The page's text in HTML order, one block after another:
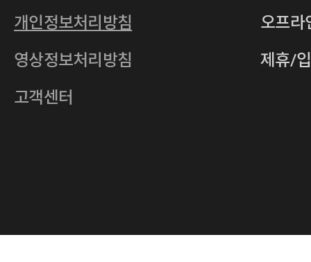
통신판매업 2011-서울중구-0149
주소 서울특별시 중구 다산로14길 12 (신당
호스팅사업자
개인정보처리방침
영상정보처리방침
고객센터
오프라
제휴/